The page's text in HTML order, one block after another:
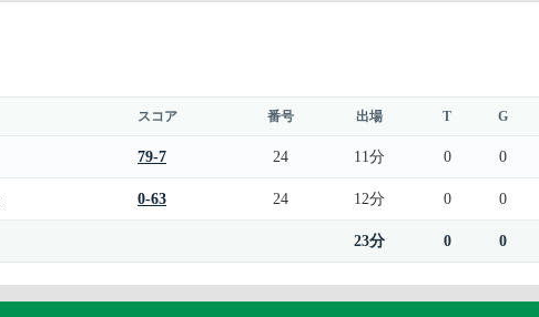
スコア 番号 出場 T G
79-7 24 11分 0 0
0-63 24 12分 0 0
23分 0 0